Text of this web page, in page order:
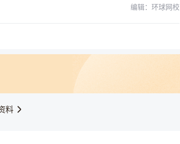
编辑：环球网校
料